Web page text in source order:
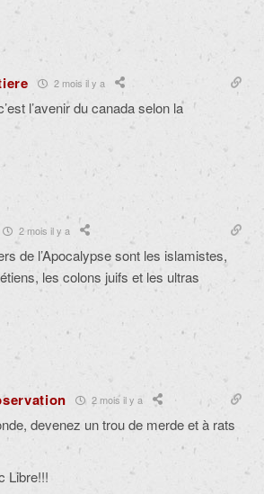
2 mois il y a
l’avenir du canada selon la
2 mois il y a
de l’Apocalypse sont les islamistes,
les colons juifs et les ultras
2 mois il y a
devenez un trou de merde et à rats
Libre!!!